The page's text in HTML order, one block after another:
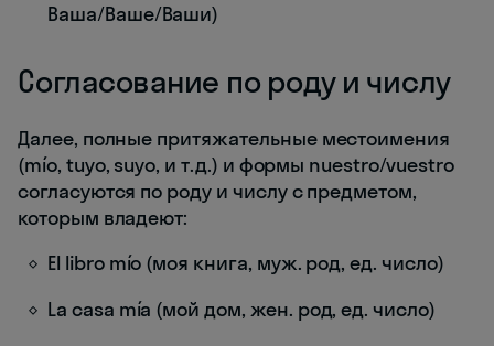
Ваша/Ваше/Ваши)
Согласование по роду и числу
Далее, полные притяжательные местоимения
(mío, tuyo, suyo, и т.д.) и формы nuestro/vuestro
согласуются по роду и числу с предметом,
которым владеют:
El libro mío (моя книга, муж. род, ед. число)
La casa mía (мой дом, жен. род, ед. число)